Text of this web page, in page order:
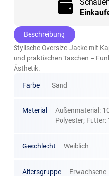
Beschreibung
Stylische Oversize-Jacke mit
und praktischen Taschen –
Ästhetik.
Farbe Sand
Material
Außenmaterial:
Polyester; Futter:
Geschlecht Weiblich
Altersgruppe Erwachsene